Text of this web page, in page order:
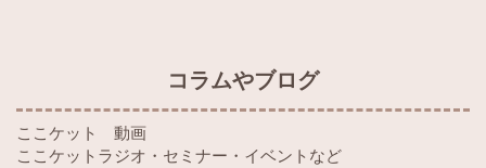
コラムやブログ
ここケット 動画
ここケットラジオ・セミナー・イベントなど